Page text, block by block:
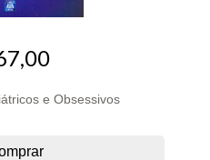
e Obsessivos